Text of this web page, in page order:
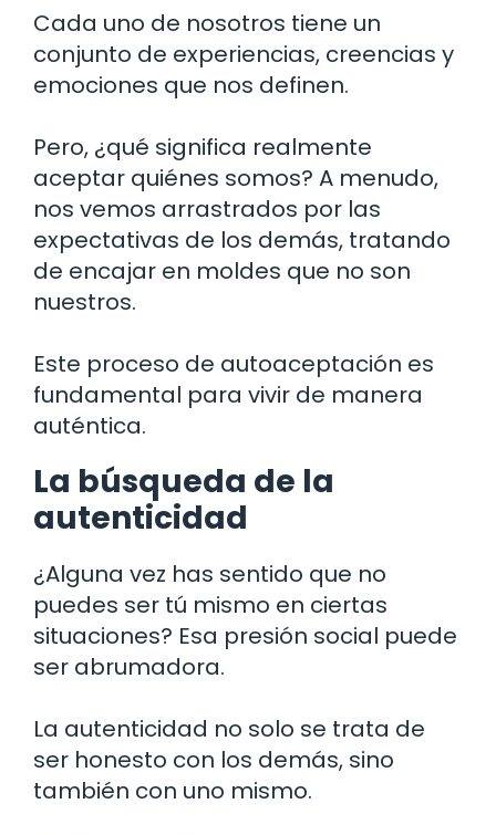
Cada uno de nosotros tiene un
conjunto de experiencias, creencias y
emociones que nos definen.
Pero, ¿qué significa realmente
aceptar quiénes somos? A menudo,
nos vemos arrastrados por las
expectativas de los demás, tratando
de encajar en moldes que no son
nuestros.
Este proceso de autoaceptación es
fundamental para vivir de manera
auténtica.
La búsqueda de la
autenticidad
¿Alguna vez has sentido que no
puedes ser tú mismo en ciertas
situaciones? Esa presión social puede
ser abrumadora.
La autenticidad no solo se trata de
ser honesto con los demás, sino
también con uno mismo.